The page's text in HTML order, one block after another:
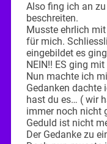
Also fing ich an
beschreiten.
Musste ehrlich
für mich.
eingebildet es
NEIN!! ES ging
Nun machte ich
Gedanken dachte
hast du es… ( wir
immer noch nicht
Geduld ist nicht
Der Gedanke zu